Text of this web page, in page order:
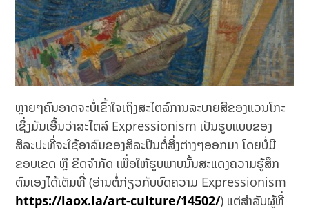
ຫຼາຍໆຄົນອາດຈະບໍ່ເຂົ້າໃຈເຖິງສະໄຕລ໌ການລະບາຍສີຂອງແວນໂກະ
ເຊິ່ງມັນເອີ້ນວ່າສະໄຕລ໌ Expressionism ເປັນຮູບແບບຂອງ
ສິລະປະທີ່ຈະໃຊ້ອາລົມຂອງສິລະປິນຕໍ່ສິ່ງຕ່າງໆອອກມາ ໂດຍບໍ່ມີ
ຂອບເຂດ ຫຼື ຂີດຈຳກັດ ເພື່ອໃຫ້ຮູບພາບນັ້ນສະແດງຄວາມຮູ້ສຶກ
ຕົນເອງໄດ້ເຕັມທີ່ (ອ່ານຕໍ່ກ່ຽວກັບບົດຄວາມ Expressionism
https://laox.la/art-culture/14502/) ແຕ່ສຳລັບຜູ້ທີ່